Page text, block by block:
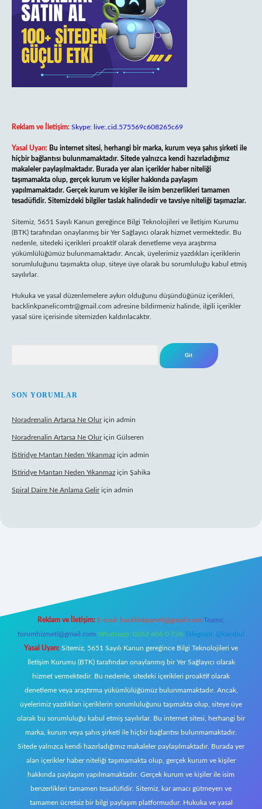
Reklam ve İletişim: Skype: live:.cid.575569c608265c69
Yasal Uyarı: Bu internet sitesi, herhangi bir marka, kurum veya şahıs şirketi ile
hiçbir bağlantısı bulunmamaktadır. Sitede yalnızca kendi hazırladığımız
makaleler paylaşılmaktadır. Burada yer alan içerikler haber niteliği
taşımamakta olup, gerçek kurum ve kişiler hakkında paylaşım
yapılmamaktadır. Gerçek kurum ve kişiler ile isim benzerlikleri tamamen
tesadüfidir. Sitemizdeki bilgiler taslak halindedir ve tavsiye niteliği taşımazlar.
Sitemiz, 5651 Sayılı Kanun gereğince Bilgi Teknolojileri ve İletişim Kurumu
(BTK) tarafından onaylanmış bir Yer Sağlayıcı olarak hizmet vermektedir. Bu
nedenle, sitedeki içerikleri proaktif olarak denetleme veya araştırma
yükümlülüğümüz bulunmamaktadır. Ancak, üyelerimiz yazdıkları içeriklerin
sorumluluğunu taşımakta olup, siteye üye olarak bu sorumluluğu kabul etmiş
sayılırlar.
Hukuka ve yasal düzenlemelere aykırı olduğunu düşündüğünüz içerikleri,
backlinkpanelicomtr@gmail.com adresine bildirmeniz halinde, ilgili içerikler
yasal süre içerisinde sitemizden kaldırılacaktır.
SON YORUMLAR
Noradrenalin Artarsa Ne Oluriçin admin
Noradrenalin Artarsa Ne Oluriçin Gülseren
İStiridye Mantarı Neden Yıkanmaz için admin
İStiridye Mantarı Neden Yıkanmaz için Şahika
Spiral Daire Ne Anlama Geliriçin admin
Reklam ve İletişim: E-mail: backlinkpaneli@gmail.com Teams:
forumhizmeti@gmail.com Whatsapp: 0262 606 0 726 Telegram: @karabul
Yasal Uyarı: Sitemiz, 5651 Sayılı Kanun gereğince Bilgi Teknolojileri ve
İletişim Kurumu (BTK) tarafından onaylanmış bir Yer Sağlayıcı olarak
hizmet vermektedir. Bu nedenle, sitedeki içerikleri proaktif olarak
denetleme veya araştırma yükümlülüğümüz bulunmamaktadır. Ancak,
üyelerimiz yazdıkları içeriklerin sorumluluğunu taşımakta olup, siteye üye
olarak bu sorumluluğu kabul etmiş sayılırlar. Bu internet sitesi, herhangi bir
marka, kurum veya şahıs şirketi ile hiçbir bağlantısı bulunmamaktadır.
Sitede yalnızca kendi hazırladığımız makaleler paylaşılmaktadır. Burada yer
alan içerikler haber niteliği taşımamakta olup, gerçek kurum ve kişiler
hakkında paylaşım yapılmamaktadır. Gerçek kurum ve kişiler ile isim
benzerlikleri tamamen tesadüfidir. Sitemiz, kar amacı gütmeyen ve
tamamen ücretsiz bir bilgi paylaşım platformudur. Hukuka ve yasal